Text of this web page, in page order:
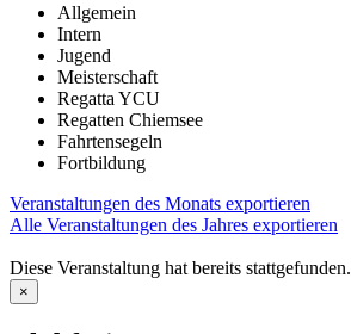
Allgemein
Intern
Jugend
Meisterschaft
Regatta YCU
Regatten Chiemsee
Fahrtensegeln
Fortbildung
Veranstaltungen des Monats exportieren
Alle Veranstaltungen des Jahres exportieren
Diese Veranstaltung hat bereits stattgefunden.
×